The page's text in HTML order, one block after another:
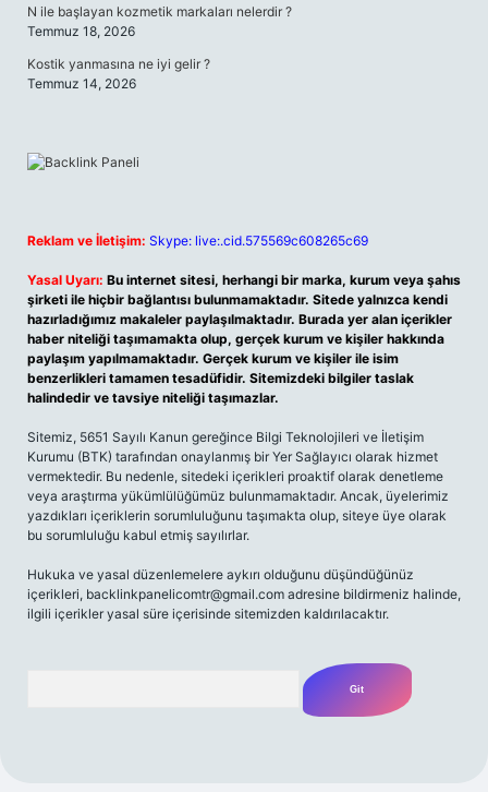
N ile başlayan kozmetik markaları nelerdir ?
Temmuz 18, 2026
Kostik yanmasına ne iyi gelir ?
Temmuz 14, 2026
Reklam ve İletişim: Skype: live:.cid.575569c608265c69
Yasal Uyarı: Bu internet sitesi, herhangi bir marka, kurum veya şahıs
şirketi ile hiçbir bağlantısı bulunmamaktadır. Sitede yalnızca kendi
hazırladığımız makaleler paylaşılmaktadır. Burada yer alan içerikler
haber niteliği taşımamakta olup, gerçek kurum ve kişiler hakkında
paylaşım yapılmamaktadır. Gerçek kurum ve kişiler ile isim
benzerlikleri tamamen tesadüfidir. Sitemizdeki bilgiler taslak
halindedir ve tavsiye niteliği taşımazlar.
Sitemiz, 5651 Sayılı Kanun gereğince Bilgi Teknolojileri ve İletişim
Kurumu (BTK) tarafından onaylanmış bir Yer Sağlayıcı olarak hizmet
vermektedir. Bu nedenle, sitedeki içerikleri proaktif olarak denetleme
veya araştırma yükümlülüğümüz bulunmamaktadır. Ancak, üyelerimiz
yazdıkları içeriklerin sorumluluğunu taşımakta olup, siteye üye olarak
bu sorumluluğu kabul etmiş sayılırlar.
Hukuka ve yasal düzenlemelere aykırı olduğunu düşündüğünüz
içerikleri, backlinkpanelicomtr@gmail.com adresine bildirmeniz halinde,
ilgili içerikler yasal süre içerisinde sitemizden kaldırılacaktır.